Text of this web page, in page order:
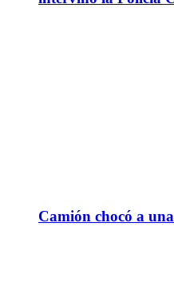
Camión chocó a